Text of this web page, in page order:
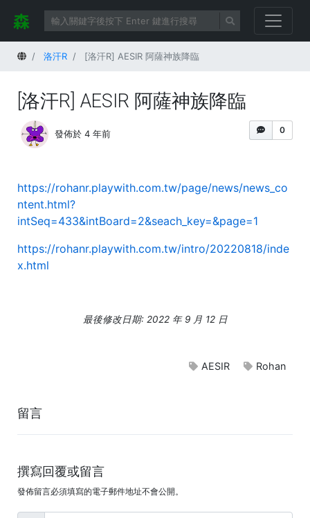
首頁 洛汗R [洛汗R] AESIR 阿薩神族降臨
[洛汗R] AESIR 阿薩神族降臨
0
發佈於 4 年前
https://rohanr.playwith.com.tw/page/news/news_co
ntent.html?
intSeq=433&intBoard=2&seach_key=&page=1
https://rohanr.playwith.com.tw/intro/20220818/inde
x.html
最後修改日期: 2022 年 9 月 12 日
AESIR Rohan
留言
撰寫回覆或留言
發佈留言必須填寫的電子郵件地址不會公開。